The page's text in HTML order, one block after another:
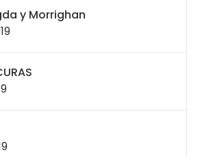
y Morrighan